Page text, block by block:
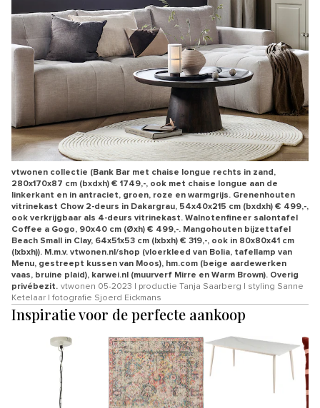
vtwonen collectie (Bank Bar met chaise longue rechts in zand,
280x170x87 cm (bxdxh) € 1749,-, ook met chaise longue aan de
linkerkant en in antraciet, groen, roze en warmgrijs. Grenenhouten
vitrinekast Chow 2-deurs in Dakargrau, 54x40x215 cm (bxdxh) € 499,-,
ook verkrijgbaar als 4-deurs vitrinekast. Walnotenfineer salontafel
Coffee a Gogo, 90x40 cm (Øxh) € 499,-. Mangohouten bijzettafel
Beach Small in Clay, 64x51x53 cm (lxbxh) € 319,-, ook in 80x80x41 cm
(lxbxh)). M.m.v. vtwonen.nl/shop (vloerkleed van Bolia, tafellamp van
Menu, gestreept kussen van Moos), hm.com (beige aardewerken
vaas, bruine plaid), karwei.nl (muurverf Mirre en Warm Brown). Overig
privébezit. vtwonen 05-2023 | productie Tanja Saarberg | styling Sanne
Ketelaar | fotografie Sjoerd Eickmans
Inspiratie voor de perfecte aankoop